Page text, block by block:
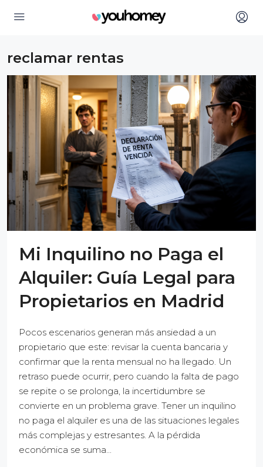
reclamar rentas
Mi Inquilino no Paga el
Alquiler: Guía Legal para
Propietarios en Madrid
Pocos escenarios generan más ansiedad a un
propietario que este: revisar la cuenta bancaria y
confirmar que la renta mensual no ha llegado. Un
retraso puede ocurrir, pero cuando la falta de pago
se repite o se prolonga, la incertidumbre se
convierte en un problema grave. Tener un inquilino
no paga el alquiler es una de las situaciones legales
más complejas y estresantes. A la pérdida
económica se suma...